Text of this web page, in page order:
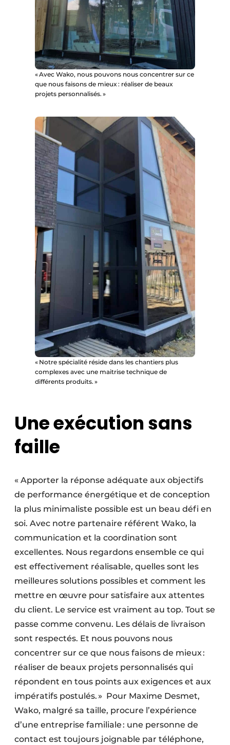
« Avec Wako, nous pouvons nous concentrer sur ce
que nous faisons de mieux : réaliser de beaux
projets personnalisés. »
« Notre spécialité réside dans les chantiers plus
complexes avec une maitrise technique de
différents produits. »
Une exécution sans
faille
« Apporter la réponse adéquate aux objectifs
de performance énergétique et de conception
la plus minimaliste possible est un beau défi en
soi. Avec notre partenaire référent Wako, la
communication et la coordination sont
excellentes. Nous regardons ensemble ce qui
est effectivement réalisable, quelles sont les
meilleures solutions possibles et comment les
mettre en œuvre pour satisfaire aux attentes
du client. Le service est vraiment au top. Tout se
passe comme convenu. Les délais de livraison
sont respectés. Et nous pouvons nous
concentrer sur ce que nous faisons de mieux :
réaliser de beaux projets personnalisés qui
répondent en tous points aux exigences et aux
impératifs postulés. » Pour Maxime Desmet,
Wako, malgré sa taille, procure l’expérience
d’une entreprise familiale : une personne de
contact est toujours joignable par téléphone,